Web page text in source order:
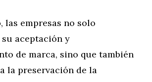
las empresas no solo
aceptación y
de marca, sino que también
la preservación de la